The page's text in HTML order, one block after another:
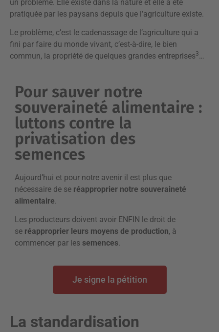
un problème. Elle existe dans la nature et elle a été
pratiquée par les paysans depuis que l’agriculture existe.
Le problème, c’est le cadenassage de l’agriculture qui a
fini par faire du monde vivant, c’est-à-dire, le bien
commun, la propriété de quelques grandes entreprises3…
Pour sauver notre
souveraineté alimentaire :
luttons contre la
privatisation des
semences
Aujourd’hui et pour notre avenir il est plus que
nécessaire de se réapproprier notre souveraineté
alimentaire.
Les producteurs doivent avoir ENFIN le droit de
se réapproprier leurs moyens de production, à
commencer par les semences.
Je signe la pétition
La standardisation